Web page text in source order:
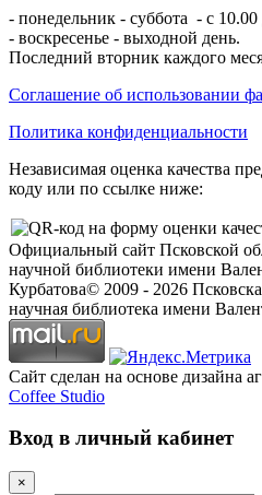
- понедельник - суббота - с 10.00
- воскресенье - выходной день.
Последний вторник каждого
Соглашение об использовании
Политика конфиденциальности
Независимая оценка качества
коду или по ссылке ниже:
Официальный сайт Псковской
научной библиотеки имени
Курбатова© 2009 - 2026
научная библиотека имени
Сайт сделан на основе дизайна
Coffee Studio
Вход в личный кабинет
×